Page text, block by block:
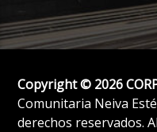
Copyright © 2026
Comunitaria Neiva
derechos reservados.